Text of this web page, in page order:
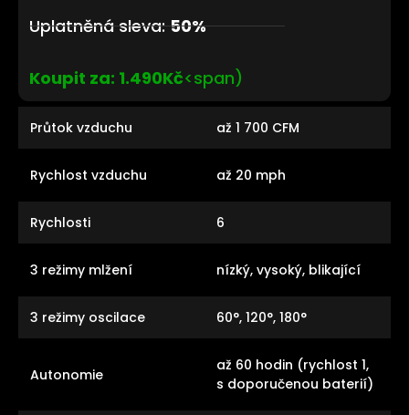
Uplatněná sleva:50%
Koupit za: 1.490Kč<span)
Průtok vzduchu až 1 700 CFM
Rychlost vzduchu až 20 mph
Rychlosti 6
3 režimy mlžení nízký, vysoký, blikající
3 režimy oscilace 60°, 120°, 180°
Autonomie
až 60 hodin (rychlost 1,
s doporučenou baterií)